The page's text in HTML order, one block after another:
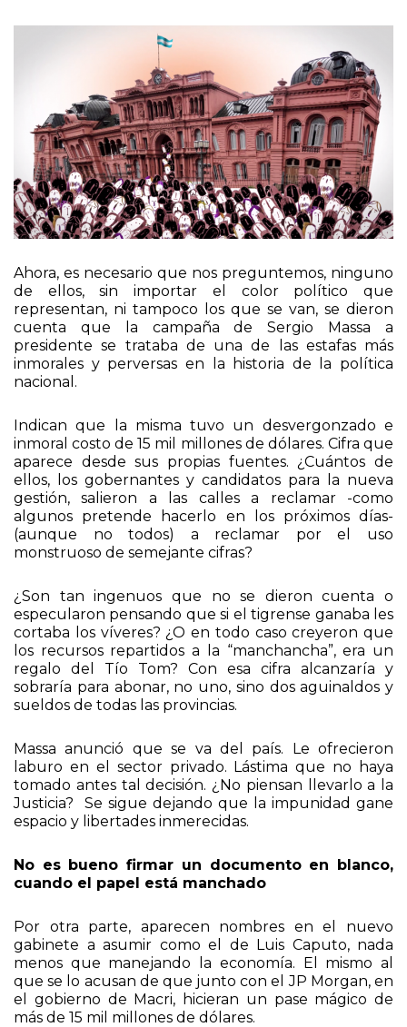
Ahora, es necesario que nos preguntemos, ninguno
de ellos, sin importar el color político que
representan, ni tampoco los que se van, se dieron
cuenta que la campaña de Sergio Massa a
presidente se trataba de una de las estafas más
inmorales y perversas en la historia de la política
nacional.
Indican que la misma tuvo un desvergonzado e
inmoral costo de 15 mil millones de dólares. Cifra que
aparece desde sus propias fuentes. ¿Cuántos de
ellos, los gobernantes y candidatos para la nueva
gestión, salieron a las calles a reclamar -como
algunos pretende hacerlo en los próximos días-
(aunque no todos) a reclamar por el uso
monstruoso de semejante cifras?
¿Son tan ingenuos que no se dieron cuenta o
especularon pensando que si el tigrense ganaba les
cortaba los víveres? ¿O en todo caso creyeron que
los recursos repartidos a la “manchancha”, era un
regalo del Tío Tom? Con esa cifra alcanzaría y
sobraría para abonar, no uno, sino dos aguinaldos y
sueldos de todas las provincias.
Massa anunció que se va del país. Le ofrecieron
laburo en el sector privado. Lástima que no haya
tomado antes tal decisión. ¿No piensan llevarlo a la
Justicia? Se sigue dejando que la impunidad gane
espacio y libertades inmerecidas.
No es bueno firmar un documento en blanco,
cuando el papel está manchado
Por otra parte, aparecen nombres en el nuevo
gabinete a asumir como el de Luis Caputo, nada
menos que manejando la economía. El mismo al
que se lo acusan de que junto con el JP Morgan, en
el gobierno de Macri, hicieran un pase mágico de
más de 15 mil millones de dólares.